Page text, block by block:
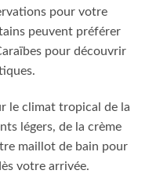
pour votre
peuvent préférer
pour découvrir
le climat tropical de la
légers, de la crème
maillot de bain pour
votre arrivée.